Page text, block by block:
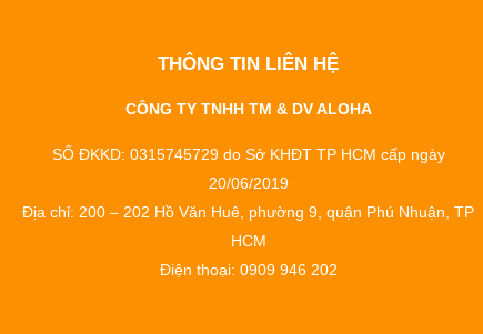
THÔNG TIN LIÊN HỆ
CÔNG TY TNHH TM & DV ALOHA
SỐ ĐKKD: 0315745729 do Sở KHĐT TP HCM cấp ngày
20/06/2019
Địa chỉ: 200 – 202 Hồ Văn Huê, phường 9, quận Phú Nhuận, TP
HCM
Điện thoại: 0909 946 202